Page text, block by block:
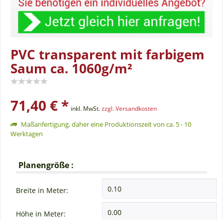
PVC transparent mit farbigem
Saum ca. 1060g/m²
71,40 € * inkl. MwSt.zzgl. Versandkosten
Maßanfertigung, daher eine Produktionszeit von ca. 5 - 10
Werktagen
Planengröße :
Breite in Meter:
Höhe in Meter: